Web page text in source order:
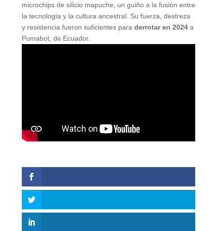
microchips de silicio mapuche, un guiño a la fusión entre
la tecnología y la cultura ancestral. Su fuerza, destreza
y resistencia fueron suficientes para derrotar en 2024a
Pumabot, de Ecuador.